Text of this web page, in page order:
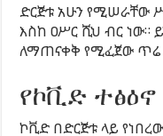
ድርጅቱ አሁን የሚሠራቸው
እስከ ዐሥር ሺህ ብር ነው።
ለማጠናቀቅ የሚፈጀው ጥሬ
የኮቪድ ተፅዕኖ
ኮቪድ በድርጅቱ ላይ